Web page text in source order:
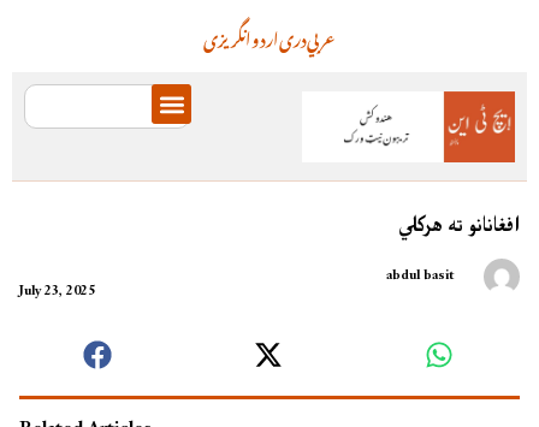
انگریزیاردودریعربي
افغانانو ته هرکلي
July 23, 2025
abdul basit